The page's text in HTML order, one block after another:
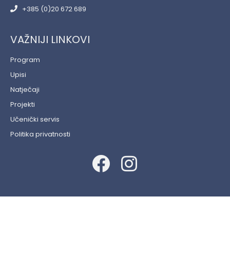
+385 (0)20 672 689
VAŽNIJI LINKOVI
Program
Upisi
Natječaji
Projekti
Učenički servis
Politika privatnosti